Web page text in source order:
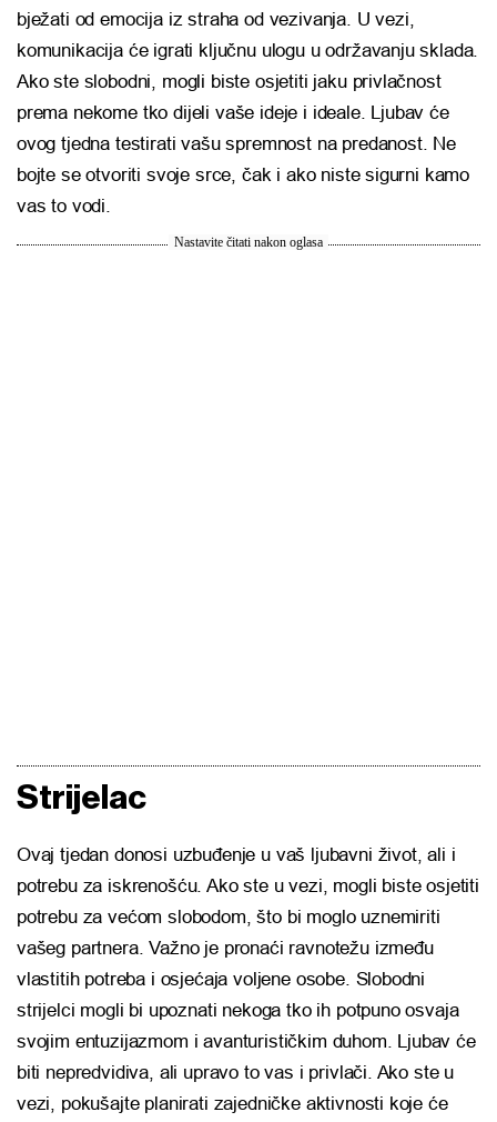
bježati od emocija iz straha od vezivanja. U vezi,
komunikacija će igrati ključnu ulogu u održavanju sklada.
Ako ste slobodni, mogli biste osjetiti jaku privlačnost
prema nekome tko dijeli vaše ideje i ideale. Ljubav će
ovog tjedna testirati vašu spremnost na predanost. Ne
bojte se otvoriti svoje srce, čak i ako niste sigurni kamo
vas to vodi.
Nastavite čitati nakon oglasa
Strijelac
Ovaj tjedan donosi uzbuđenje u vaš ljubavni život, ali i
potrebu za iskrenošću. Ako ste u vezi, mogli biste osjetiti
potrebu za većom slobodom, što bi moglo uznemiriti
vašeg partnera. Važno je pronaći ravnotežu između
vlastitih potreba i osjećaja voljene osobe. Slobodni
strijelci mogli bi upoznati nekoga tko ih potpuno osvaja
svojim entuzijazmom i avanturističkim duhom. Ljubav će
biti nepredvidiva, ali upravo to vas i privlači. Ako ste u
vezi, pokušajte planirati zajedničke aktivnosti koje će